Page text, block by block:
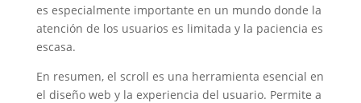
es especialmente importante en un mundo donde la
atención de los usuarios es limitada y la paciencia es
escasa.
En resumen, el scroll es una herramienta esencial en
el diseño web y la experiencia del usuario. Permite a